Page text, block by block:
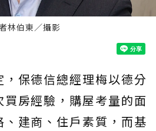
林伯東／攝影
保德信總經理梅以德分
房經驗，購屋考量的面
建商、住戶素質，而基